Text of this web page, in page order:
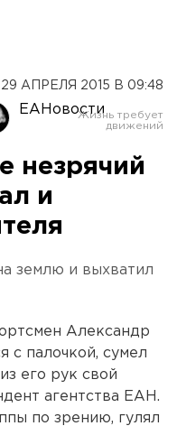
29 АПРЕЛЯ 2015 В 09:48
ЕАНовости
незрячий
и
землю и выхватил
Александр
с палочкой, сумел
его рук свой
агентства ЕАН.
по зрению, гулял